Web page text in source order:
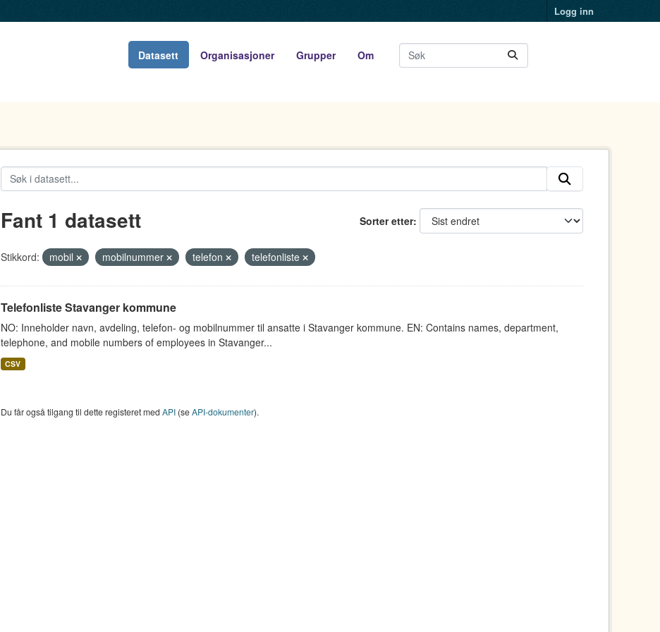
Logg inn
Datasett Organisasjoner Grupper Om
Sorter etter
Fant 1 datasett
Stikkord: mobil mobilnummer telefon telefonliste
Telefonliste Stavanger kommune
NO: Inneholder navn, avdeling, telefon- og mobilnummer til ansatte i Stavanger kommune. EN: Contains names, department,
telephone, and mobile numbers of employees in Stavanger...
CSV
Du får også tilgang til dette registeret med API(seAPI-dokumenter).